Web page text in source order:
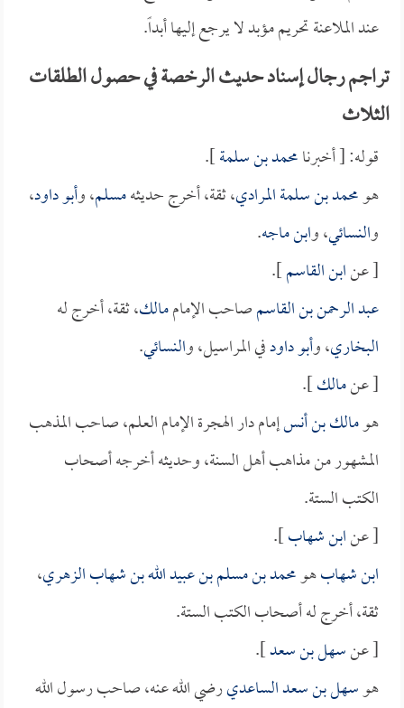
عند الملاعنة تحريم مؤبد لا يرجع إليها أبداً.
تراجم رجال إسناد حديث الرخصة في حصول الطلقات
الثلاث
قوله: [ أخبرنامحمد بن سلمة].
هومحمد بن سلمة المرادي، ثقة، أخرج حديثهمسلم، وأبو داود،
والنسائي، وابن ماجه.
[ عنابن القاسم].
عبد الرحمن بن القاسمصاحب الإماممالك، ثقة، أخرج له
البخاري، وأبو داودفي المراسيل، والنسائي.
[ عنمالك].
هومالك بن أنسإمام دار الهجرة الإمام العلم، صاحب المذهب
المشهور من مذاهب أهل السنة، وحديثه أخرجه أصحاب
الكتب الستة.
[ عنابن شهاب].
ابن شهابهومحمد بن مسلم بن عبيد الله بن شهاب الزهري،
ثقة، أخرج له أصحاب الكتب الستة.
[ عنسهل بن سعد].
هوسهل بن سعد الساعديرضي الله عنه، صاحب رسول الله